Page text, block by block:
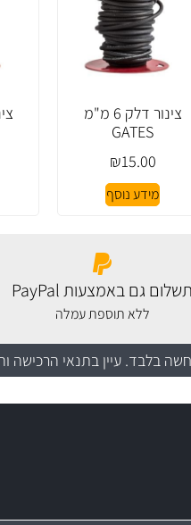
צינור דלק 6 מ"מ
GATES
₪15.00
מידע נוסף
תשלום גם באמצעות PayPal
ללא תוספת עמלה
בלבד. עיין בתנאי הרכישה